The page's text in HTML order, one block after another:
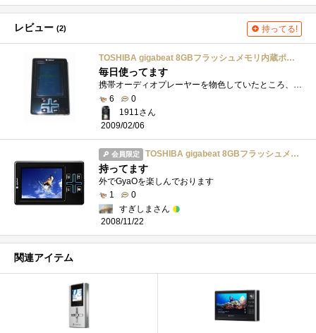
レビュー (2) 持ってる!
TOSHIBA gigabeat 8GBフラッシュメモリ内蔵ポータブルメディアプレーヤー 無線LAN機能搭載 MET802(KL) ブラック
毎日使ってます
携帯オーディオプレーヤーを物色していたところ、Amazonで1万円前半で発見。東芝のgigabeatシリーズはU、その前にはFと使用したこともあったので購...
6
0
1911さん
2009/02/06
会員限定 TOSHIBA gigabeat 8GBフラッシュメモリ内蔵ポータブルメディアプレーヤー 無線LAN機能搭載 MET802(KL) ブラック
持ってます
外でGyaOを楽しんでおります
1
0
すぎしまさん
2008/11/22
関連アイテム